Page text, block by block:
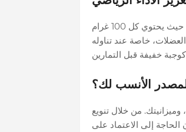
الفول السوداني وزبدة الفول السوداني من المصادر الغنية بالبروتين والدهون الصحية، حيث يحتوي كل 100 غرام
العضلات، خاصة عند تناوله
الأنسب لك؟
وميزانيتك. من خلال تنويع
إلى الاعتماد على